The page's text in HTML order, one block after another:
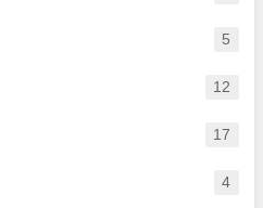
5
12
17
4